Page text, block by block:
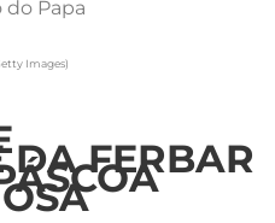
Papa
Images)
DA FERBAR